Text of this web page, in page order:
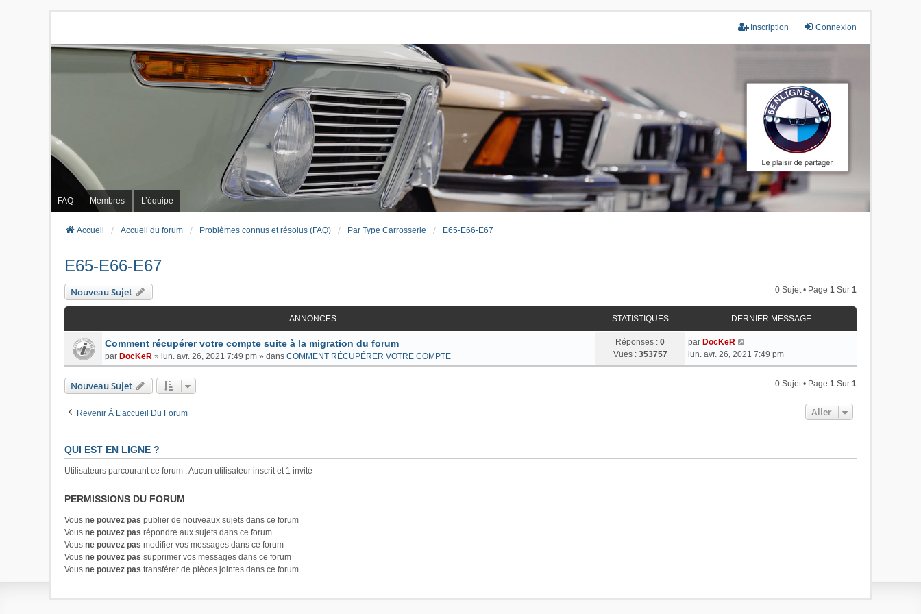
Connexion
Inscription
FAQ Membres L’équipe
Accueil Accueil du forum Problèmes connus et résolus (FAQ) Par Type Carrosserie E65-E66-E67
E65-E66-E67
Nouveau Sujet 0 Sujet • Page 1 Sur 1
ANNONCES STATISTIQUES DERNIER MESSAGE
Comment récupérer votre compte suite à la migration du forum
par DocKeR » lun. avr. 26, 2021 7:49 pm » dans COMMENT RÉCUPÉRER VOTRE COMPTE
Réponses : 0
Vues : 353757
par DocKeR
lun. avr. 26, 2021 7:49 pm
Nouveau Sujet 0 Sujet • Page 1 Sur 1
Revenir À L’accueil Du Forum Aller
QUI EST EN LIGNE ?
Utilisateurs parcourant ce forum : Aucun utilisateur inscrit et 1 invité
PERMISSIONS DU FORUM
Vous ne pouvez pas publier de nouveaux sujets dans ce forum
Vous ne pouvez pas répondre aux sujets dans ce forum
Vous ne pouvez pas modifier vos messages dans ce forum
Vous ne pouvez pas supprimer vos messages dans ce forum
Vous ne pouvez pas transférer de pièces jointes dans ce forum